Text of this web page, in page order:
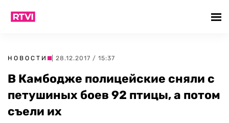
НОВОСТИ | 28.12.2017 / 15:37
В Камбодже полицейские сняли с
петушиных боев 92 птицы, а потом
съели их